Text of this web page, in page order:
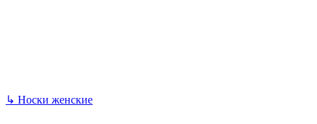
↳ Носки женские